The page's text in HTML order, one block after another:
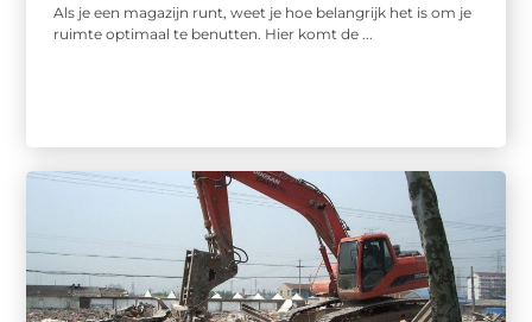
Als je een magazijn runt, weet je hoe belangrijk het is om je
ruimte optimaal te benutten. Hier komt de ...